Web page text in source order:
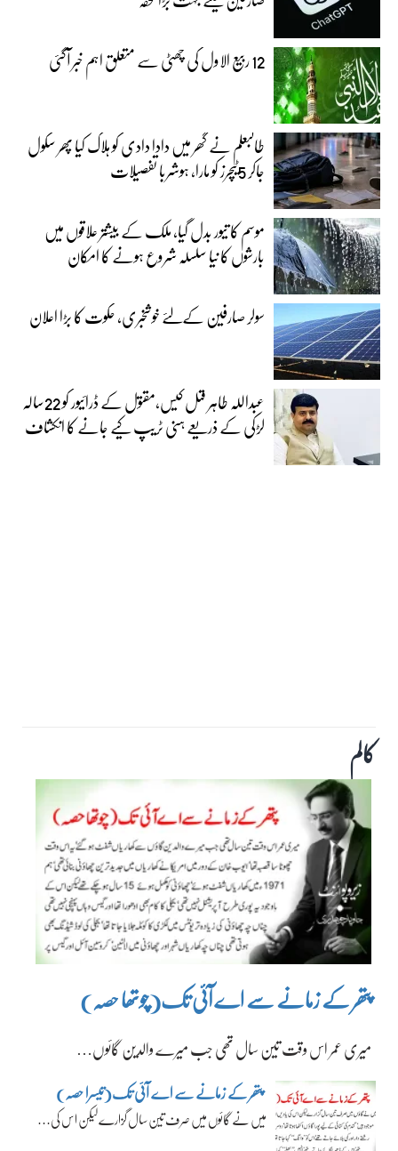
12 ربیع الاول کی چھٹی سے متعلق اہم خبر آگئی
طالبعلم نے گھر میں دادا دادی کو ہلاک کیا پھر سکول
جاکر 5ٹیچرز کو مارا، ہوشربا تفصیلات
موسم کا تیور بدل گیا، ملک کے بیشتر علاقوں میں
بارشوں کا نیا سلسلہ شروع ہونے کا امکان
سولر صارفین کےلئے خوشخبری، حکوت کا بڑا اعلان
عبداللہ طاہر قتل کیس،مقتول کے ڈرائیور کو 22سالہ
لڑکی کے ذریعے ہنی ٹریپ کیے جانے کا انکشاف
کالم
پتھر کے زمانے سے اے آئی تک(چوتھا حصہ)
میری عمر اس وقت تین سال تھی جب میرے والدین گائوں…
پتھر کے زمانے سے اے آئی تک(تیسرا حصہ)
میں نے گائوں میں صرف تین سال گزارے لیکن اس کی…